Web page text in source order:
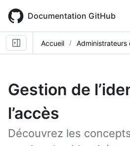
main
content
Documentation GitHub
Accueil Administrateurs
Gestion de
l’accès
Découvrez les